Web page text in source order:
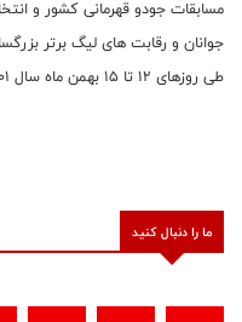
مسابقات جودو قهرمانی کشور و
ما را دنبال کنید